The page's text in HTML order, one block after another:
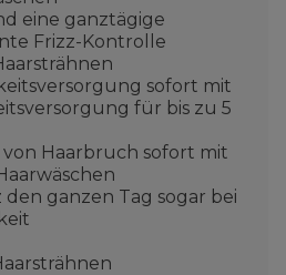
eine ganztägige
Frizz-Kontrolle
sofort mit
für bis zu 5
von Haarbruch sofort mit
den ganzen Tag sogar bei